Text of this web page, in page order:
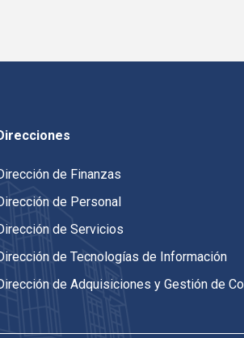
de Finanzas
de Personal
de Servicios
de Tecnologías de Información
de Adquisiciones y Gestión de